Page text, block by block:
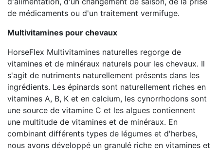
de médicaments ou d'un traitement vermifuge.
Multivitamines pour chevaux
HorseFlex Multivitamines naturelles regorge de
vitamines et de minéraux naturels pour les chevaux. Il
s'agit de nutriments naturellement présents dans les
ingrédients. Les épinards sont naturellement riches en
vitamines A, B, K et en calcium, les cynorrhodons sont
une source de vitamine C et les algues contiennent
une multitude de vitamines et de minéraux. En
combinant différents types de légumes et d'herbes,
nous avons développé un granulé riche en vitamines et